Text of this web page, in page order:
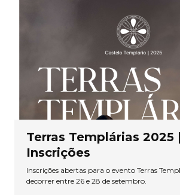
Terras Templárias 2025
Inscrições
Inscrições abertas para o evento Terras
decorrer entre 26 e 28 de setembro.